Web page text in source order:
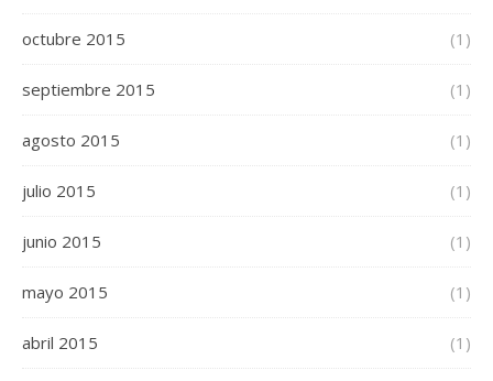
octubre 2015 (1)
septiembre 2015 (1)
agosto 2015 (1)
julio 2015 (1)
junio 2015 (1)
mayo 2015 (1)
abril 2015 (1)